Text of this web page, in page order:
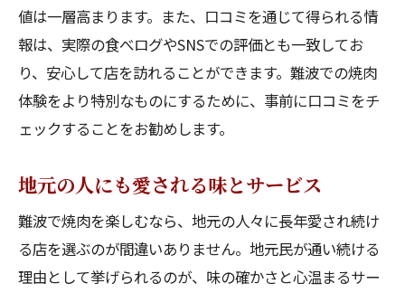
値は一層高まります。また、口コミを通じて得られる情
報は、実際の食べログやSNSでの評価とも一致してお
り、安心して店を訪れることができます。難波での焼肉
体験をより特別なものにするために、事前に口コミをチ
ェックすることをお勧めします。
地元の人にも愛される味とサービス
難波で焼肉を楽しむなら、地元の人々に長年愛され続け
る店を選ぶのが間違いありません。地元民が通い続ける
理由として挙げられるのが、味の確かさと心温まるサー